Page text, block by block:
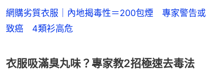
網購劣質衣服｜內地揭毒性＝200包煙 專家警告或
致癌 4類衫高危
衣服吸滿臭丸味？專家教2招極速去毒法